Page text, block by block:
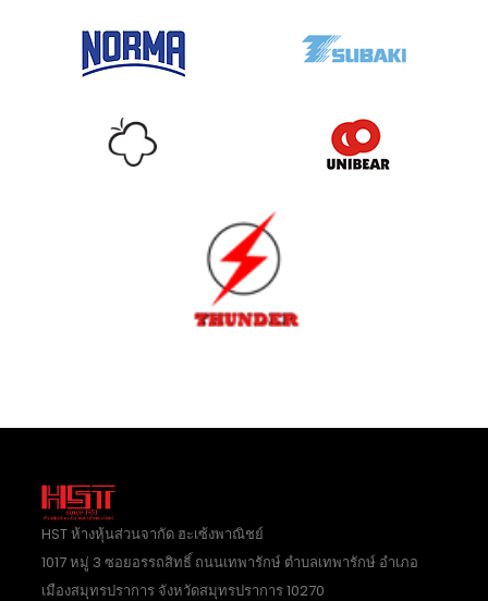
HST ห้างหุ้นส่วนจากัด ฮะเซ้งพาณิชย์
1017 หมู่ 3 ซอยอรรถสิทธิ์ ถนนเทพารักษ์ ตำบลเทพารักษ์ อำเภอ
เมืองสมุทรปราการ จังหวัดสมุทรปราการ 10270